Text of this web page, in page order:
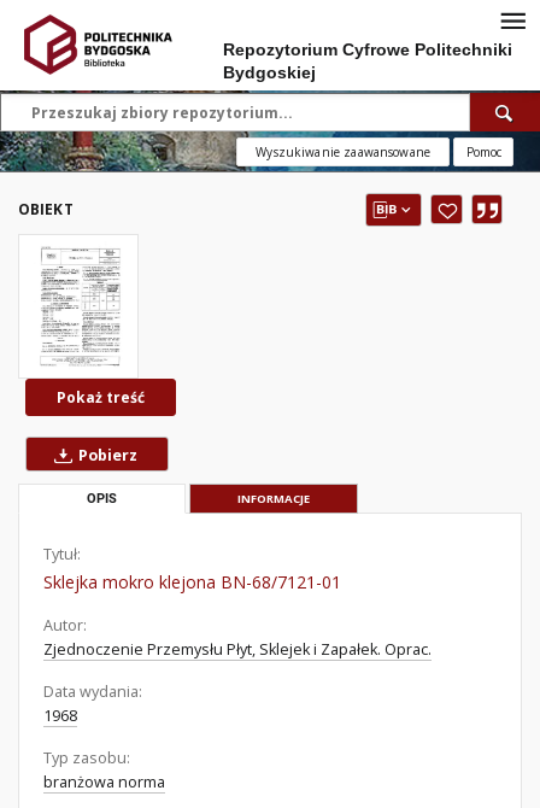
Repozytorium Cyfrowe Politechniki
Bydgoskiej
Wyszukiwanie zaawansowane Pomoc
OBIEKT
Pokaż treść
Pobierz
OPIS INFORMACJE
Tytuł:
Sklejka mokro klejona BN-68/7121-01
Autor:
Zjednoczenie Przemysłu Płyt, Sklejek i Zapałek. Oprac.
Data wydania:
1968
Typ zasobu:
branżowa norma